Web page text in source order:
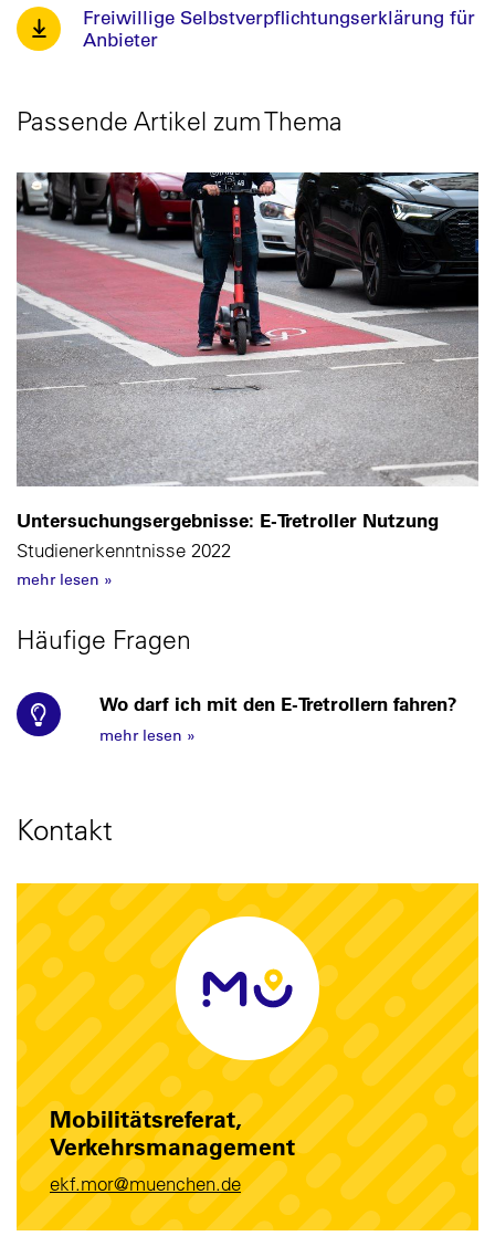
Freiwillige Selbstverpflichtungserklärung für
Anbieter
Passende Artikel zum Thema
Untersuchungsergebnisse: E-Tretroller Nutzung
Studienerkenntnisse 2022
mehr lesen »
Häufige Fragen
Wo darf ich mit den E-Tretrollern fahren?
mehr lesen »
Kontakt
Mobilitätsreferat,
Verkehrsmanagement
ekf.mor@muenchen.de